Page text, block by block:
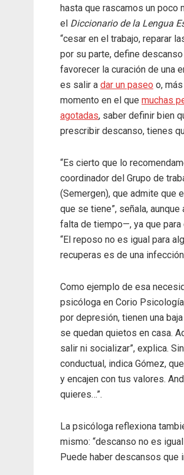
hasta que rascamos un poco
el Diccionario de la Lengua
“cesar en el trabajo, reparar
por su parte, define
favorecer la curación de una
es salir a dar un paseo o,
momento en el que muchas
agotadas, saber definir bien
prescribir descanso, tienes
“Es cierto que lo
coordinador del Grupo de
(Semergen), que admite que
que se tiene”, señala,
falta de tiempo—, ya que
“El reposo no es igual para
recuperas es de una
Como ejemplo de esa
psicóloga en Corio
por depresión, tienen una
se quedan quietos en casa.
salir ni socializar”, explica.
conductual, indica Gómez,
y encajen con tus valores.
quieres…”.
La psicóloga reflexiona
mismo: “descanso no es
Puede haber descansos que